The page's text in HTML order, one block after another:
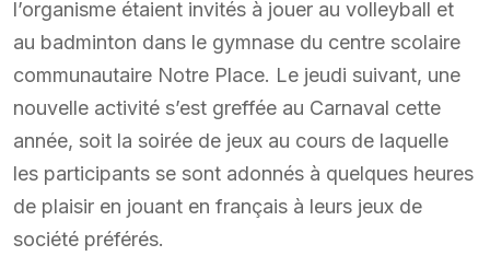
l’organisme étaient invités à jouer au volleyball et
au badminton dans le gymnase du centre scolaire
communautaire Notre Place. Le jeudi suivant, une
nouvelle activité s’est greffée au Carnaval cette
année, soit la soirée de jeux au cours de laquelle
les participants se sont adonnés à quelques heures
de plaisir en jouant en français à leurs jeux de
société préférés.